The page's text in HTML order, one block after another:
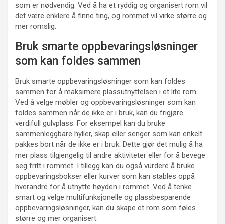
som er nødvendig. Ved å ha et ryddig og organisert rom vil
det være enklere å finne ting, og rommet vil virke større og
mer romslig.
Bruk smarte oppbevaringsløsninger
som kan foldes sammen
Bruk smarte oppbevaringsløsninger som kan foldes
sammen for å maksimere plassutnyttelsen i et lite rom.
Ved å velge møbler og oppbevaringsløsninger som kan
foldes sammen når de ikke er i bruk, kan du frigjøre
verdifull gulvplass. For eksempel kan du bruke
sammenleggbare hyller, skap eller senger som kan enkelt
pakkes bort når de ikke er i bruk. Dette gjør det mulig å ha
mer plass tilgjengelig til andre aktiviteter eller for å bevege
seg fritt i rommet. I tillegg kan du også vurdere å bruke
oppbevaringsbokser eller kurver som kan stables oppå
hverandre for å utnytte høyden i rommet. Ved å tenke
smart og velge multifunksjonelle og plassbesparende
oppbevaringsløsninger, kan du skape et rom som føles
større og mer organisert.